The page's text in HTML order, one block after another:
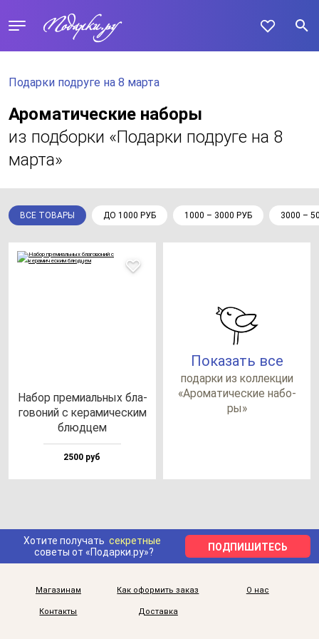
Подарки подруге на 8 марта
Ароматические наборы
из подборки «Подарки подруге на 8
марта»
ВСЕ ТОВАРЫ ДО 1000 РУБ 1000 – 3000 РУБ 3000 –
Набор пре­ми­аль­ных бла­
го­во­ний с ке­ра­ми­чес­ким
блюд­цем
2500 руб
Показать все
по­дар­ки из кол­лек­ции
«Аро­ма­ти­чес­кие на­бо­
ры»
Хотите получать секретные
советы от «Подарки.ру»?
ПОДПИШИТЕСЬ
Магазинам Как оформить заказ О нас
Контакты Доставка